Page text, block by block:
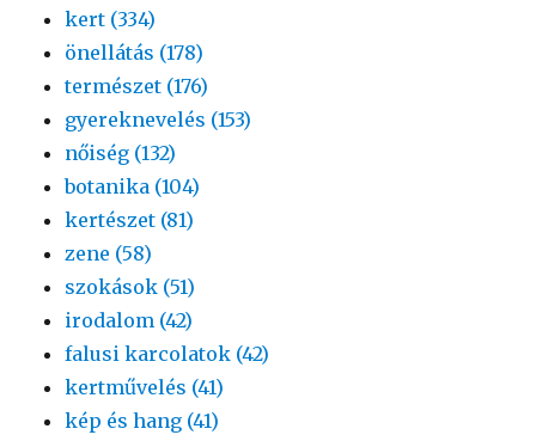
kert (334)
önellátás (178)
természet (176)
gyereknevelés (153)
nőiség (132)
botanika (104)
kertészet (81)
zene (58)
szokások (51)
irodalom (42)
falusi karcolatok (42)
kertművelés (41)
kép és hang (41)